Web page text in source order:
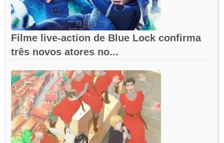
Filme live-action de Blue Lock confirma
três novos atores no...